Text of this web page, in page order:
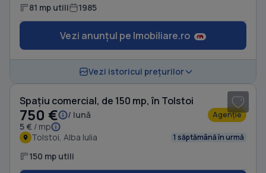
81 mp utili 1985
Vezi anunțul pe Imobiliare.ro
Vezi istoricul prețurilor
Spațiu comercial, de 150 mp, în Tolstoi
750 €
/ lună
5 € / mp
Agenție
Tolstoi, Alba Iulia 1 săptămână în urmă
150 mp utili